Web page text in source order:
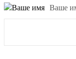
Ваше